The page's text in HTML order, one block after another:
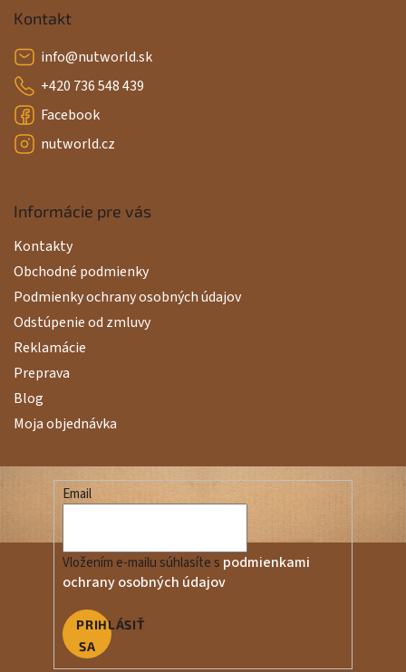
e
Kontakt
info@nutworld.sk
+420 736 548 439
Facebook
nutworld.cz
Informácie pre vás
Kontakty
Obchodné podmienky
Podmienky ochrany osobných údajov
Odstúpenie od zmluvy
Reklamácie
Preprava
Blog
Moja objednávka
Email
Vložením e-mailu súhlasíte s podmienkami
ochrany osobných údajov
PRIHLÁSIŤ
SA